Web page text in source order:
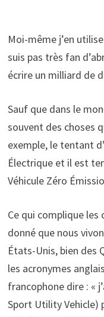
Moi-même j’en
suis pas très fan
écrire un milliard de
Sauf que dans le
souvent des choses
exemple, le tentant
Électrique et il est
Véhicule Zéro
Ce qui complique les
donné que nous
États-Unis, bien des
les acronymes
francophone dire : «
Sport Utility Vehicle)